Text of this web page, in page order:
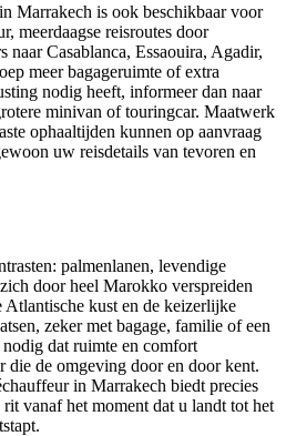
Marrakech is ook beschikbaar voor
meerdaagse reisroutes door
Casablanca, Essaouira, Agadir,
meer bagageruimte of extra
nodig heeft, informeer dan naar
minivan of touringcar. Maatwerk
ophaaltijden kunnen op aanvraag
uw reisdetails van tevoren en
palmenlanen, levendige
door heel Marokko verspreiden
Atlantische kust en de keizerlijke
zeker met bagage, familie of een
dat ruimte en comfort
die de omgeving door en door kent.
in Marrakech biedt precies
vanaf het moment dat u landt tot het